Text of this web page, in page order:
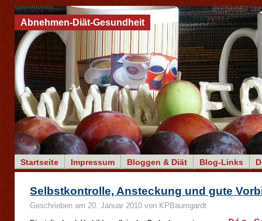
Startseite Impressum Bloggen & Diät Blog-Links
Abnehmen-Diät-Gesundheit
Selbstkontrolle, Ansteckung und gute
Geschrieben am 20. Januar 2010 von KPBaumgardt